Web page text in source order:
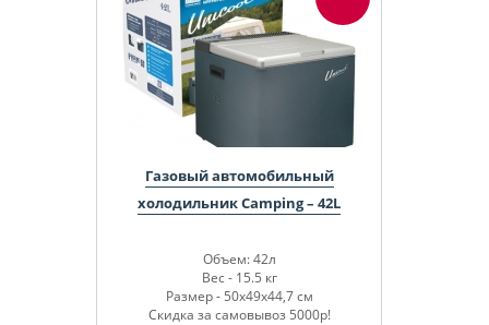
Газовый автомобильный
холодильник Camping – 42L
Объем: 42л
Вес - 15.5 кг
Размер - 50х49х44,7 см
Скидка за самовывоз 5000р!